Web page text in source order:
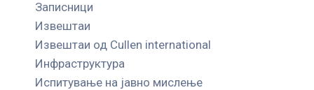
Записници
Извештаи
Извештаи од Cullen international
Инфраструктура
Испитување на јавно мислење